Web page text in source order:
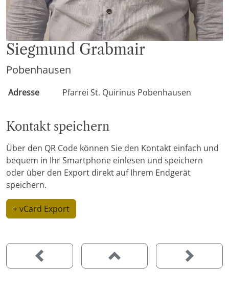
Siegmund Grabmair
Pobenhausen
Adresse Pfarrei St. Quirinus Pobenhausen
Kontakt speichern
Über den QR Code können Sie den Kontakt einfach und
bequem in Ihr Smartphone einlesen und speichern
oder über den Export direkt auf Ihrem Endgerät
speichern.
+ vCard Export